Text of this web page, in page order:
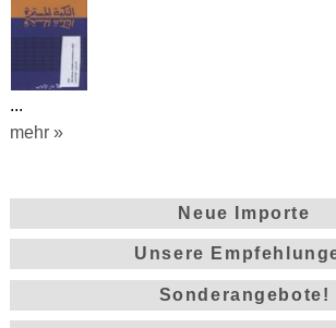
...
mehr »
Neue Importe
Unsere
Sonderangebote!